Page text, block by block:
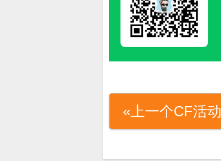
«上一个CF活动